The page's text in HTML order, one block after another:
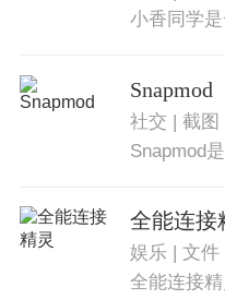
Snapmod
社交 |截图
全能连接
娱乐 |文件